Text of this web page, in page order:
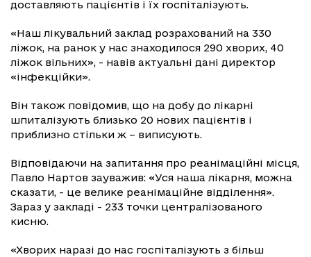
доставляють пацієнтів і їх госпіталізують.
«Наш лікувальний заклад розрахований на 330
ліжок, на ранок у нас знаходилося 290 хворих, 40
ліжок вільних», - навів актуальні дані директор
«інфекційки».
Він також повідомив, що на добу до лікарні
шпиталізують близько 20 нових пацієнтів і
приблизно стільки ж – виписують.
Відповідаючи на запитання про реанімаційні місця,
Павло Нартов зауважив: «Уся наша лікарня, можна
сказати, - це велике реанімаційне відділення».
Зараз у закладі - 233 точки централізованого
кисню.
«Хворих наразі до нас госпіталізують з більш